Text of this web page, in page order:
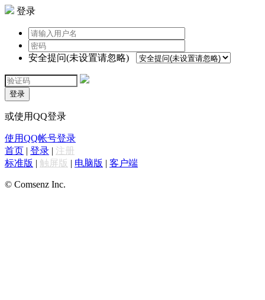
登录
安全提问(未设置请忽略)
登录
或使用QQ登录
使用QQ帐号登录
首页 | 登录 | 注册
标准版 | 触屏版 | 电脑版 | 客户端
© Comsenz Inc.